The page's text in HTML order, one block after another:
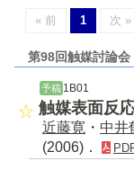
« 前 1 次 »
第98回触媒討論会
予稿 1B01
触媒表面反
近藤寛 ・ 中井
(2006)．